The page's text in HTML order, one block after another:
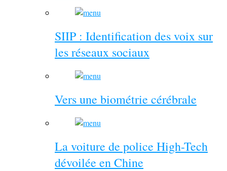
SIIP : Identification des voix sur
les réseaux sociaux
Vers une biométrie cérébrale
La voiture de police High-Tech
dévoilée en Chine